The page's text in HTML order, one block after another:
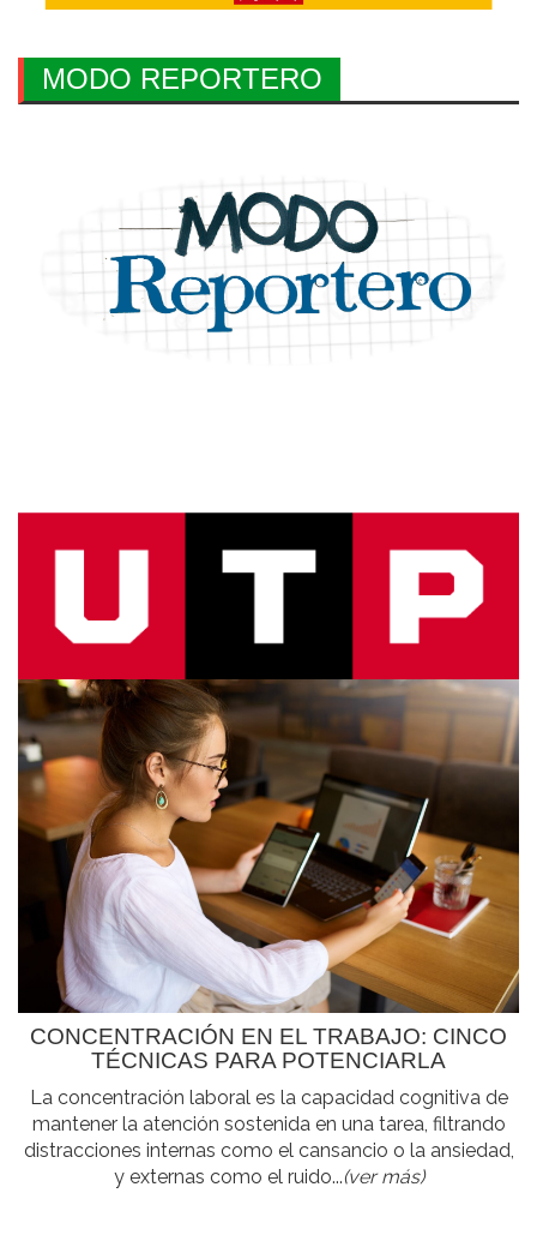
MODO REPORTERO
CONCENTRACIÓN EN EL TRABAJO: CINCO
TÉCNICAS PARA POTENCIARLA
La concentración laboral es la capacidad cognitiva de
mantener la atención sostenida en una tarea, filtrando
distracciones internas como el cansancio o la ansiedad,
y externas como el ruido...(ver más)